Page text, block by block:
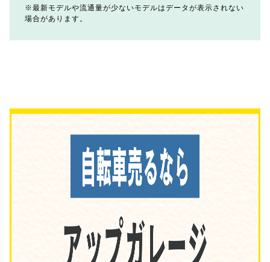
最新モデルや流通量が少ないモデルはデータが表示されない
場合があります。